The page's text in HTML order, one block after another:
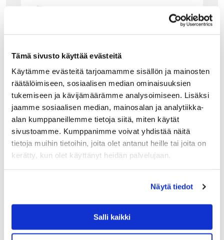
Tämä sivusto käyttää evästeitä
Käytämme evästeitä tarjoamamme sisällön ja mainosten
räätälöimiseen, sosiaalisen median ominaisuuksien
tukemiseen ja kävijämäärämme analysoimiseen. Lisäksi
jaamme sosiaalisen median, mainosalan ja analytiikka-
alan kumppaneillemme tietoja siitä, miten käytät
sivustoamme. Kumppanimme voivat yhdistää näitä
tietoja muihin tietoihin, joita olet antanut heille tai joita on
kerätty, kun olet käyttänyt heidän palvelujaan.
Näytä tiedot
Salli kaikki
Nauti Gantin ylellisyydestä ja paina illalla pää ihanasti
tyynyyn.
49.90€